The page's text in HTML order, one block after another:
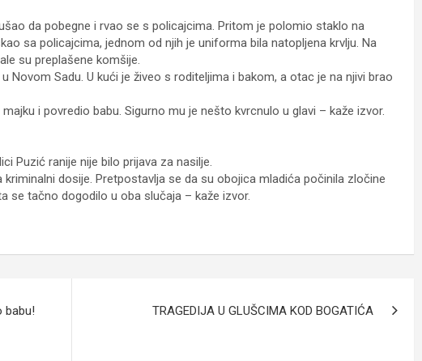
da pobegne i rvao se s policajcima. Pritom je polomio staklo na
sa policajcima, jednom od njih je uniforma bila natopljena krvlju. Na
su preplašene komšije.
Novom Sadu. U kući je živeo s roditeljima i bakom, a otac je na njivi brao
i povredio babu. Sigurno mu je nešto kvrcnulo u glavi – kaže izvor.
Puzić ranije nije bilo prijava za nasilje.
kriminalni dosije. Pretpostavlja se da su obojica mladića počinila zločine
se tačno dogodilo u oba slučaja – kaže izvor.
babu!
TRAGEDIJA U GLUŠCIMA KOD BOGATIĆA